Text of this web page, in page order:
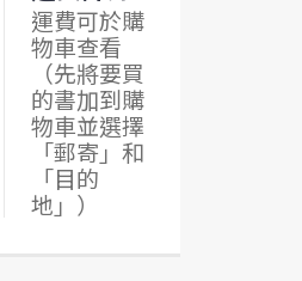
運費可於購
物車查看
（先將要買
的書加到購
物車並選擇
「郵寄」和
「目的
地」）